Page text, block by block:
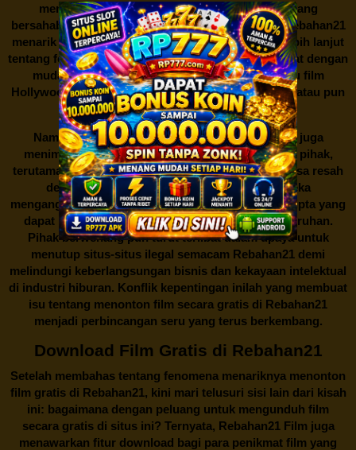
membayar biaya tertentu. Dengan antarmuka yang
bersahabat dan koleksi film yang cukup lengkap,Rebahan21
menarik minat banyak orang untuk mencari tahu lebih lanjut
tentang fenomena ini. Sebagai pengguna, Anda dapat dengan
mudah mencari film yang ingin ditonton, baik itu film
Hollywood terbaru, drama Korea yang sedang hits, atau pun
produksi film lokal dengan kualitas terbaik.
Namun, seperti halnya cerita manis,Rebahan21juga
menimbulkan kontroversi di industri film. Banyak pihak,
terutama produsen film dan pemilik hak cipta, merasa resah
dengan maraknya situs-situs seperti ini. Mereka
menganggapnya sebagai bentuk pelanggaran hak cipta yang
dapat merugikan industri perfilman secara keseluruhan.
Pihak berwenang pun turut terlibat dalam upaya untuk
menutup situs-situs ilegal semacam Rebahan21 demi
melindungi keberlangsungan bisnis dan kekayaan intelektual
di industri hiburan. Konflik kepentingan inilah yang membuat
isu tentang menonton film secara gratis di Rebahan21
menjadi perbincangan seru yang terus berkembang.
Download Film Gratis di Rebahan21
Setelah membahas tentang fenomena menariknya menonton
film gratis di Rebahan21, kini mari telusuri sisi lain dari kisah
ini: bagaimana dengan peluang untuk mengunduh film
secara gratis di situs ini? Ternyata, Rebahan21 Film juga
menawarkan fitur download bagi para penikmat film yang